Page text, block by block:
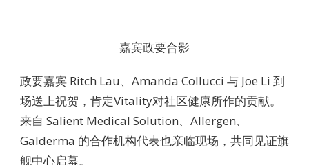
嘉宾政要合影
政要嘉宾 Ritch Lau、Amanda Collucci 与 Joe Li 到
场送上祝贺，肯定Vitality对社区健康所作的贡献。
来自 Salient Medical Solution、Allergen、
Galderma 的合作机构代表也亲临现场，共同见证旗
舰中心启幕。